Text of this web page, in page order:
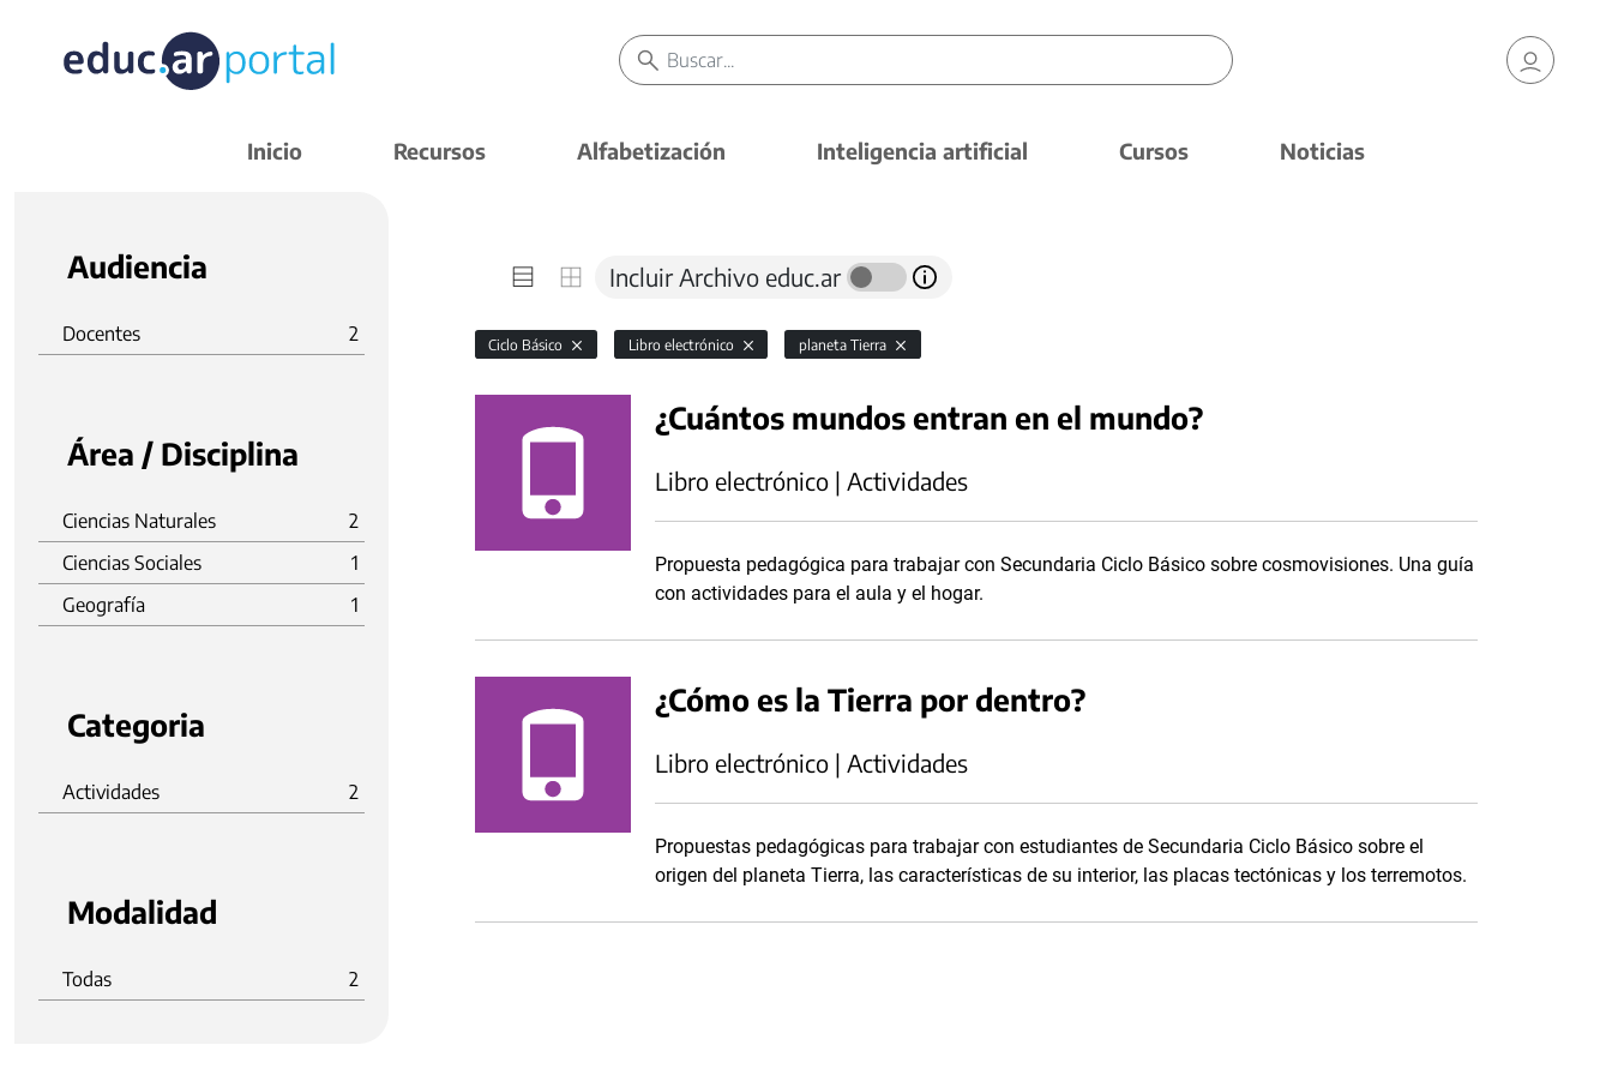
Inicio Recursos Alfabetización Inteligencia artificial Cursos Noticias
Audiencia
Docentes 2
Área / Disciplina
Ciencias Naturales
2
Ciencias Sociales
1
Geografía
1
Categoria
Actividades 2
Modalidad
Todas 2
Incluir Archivo educ.ar
Ciclo Básico Libro electrónico planeta Tierra
¿Cuántos mundos entran en el mundo?
Libro electrónico | Actividades
Propuesta pedagógica para trabajar con Secundaria Ciclo Básico sobre cosmovisiones. Una guía
con actividades para el aula y el hogar.
¿Cómo es la Tierra por dentro?
Libro electrónico | Actividades
Propuestas pedagógicas para trabajar con estudiantes de Secundaria Ciclo Básico sobre el
origen del planeta Tierra, las características de su interior, las placas tectónicas y los terremotos.